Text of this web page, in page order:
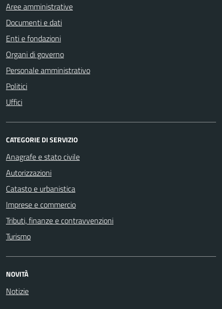
Aree amministrative
Documenti e dati
Enti e fondazioni
Organi di governo
Personale amministrativo
Politici
Uffici
CATEGORIE DI SERVIZIO
Anagrafe e stato civile
Autorizzazioni
Catasto e urbanistica
Imprese e commercio
Tributi, finanze e contravvenzioni
Turismo
NOVITÀ
Notizie